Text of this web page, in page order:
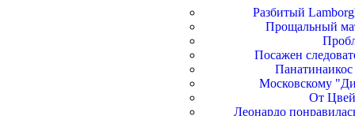
Разбитый
Прощальный
Посажен
Панатинаикос
Московскому
От
Леонардо